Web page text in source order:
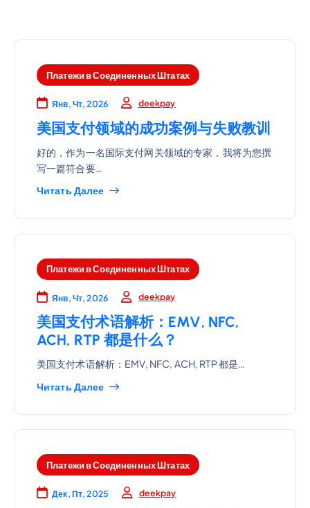
Платежи в Соединенных Штатах
Янв, Чт, 2026 deekpay
美国支付领域的成功案例与失败教训
好的，作为一名国际支付网关领域的专家，我将为您撰
写一篇符合要…
Читать Далее
Платежи в Соединенных Штатах
Янв, Чт, 2026 deekpay
美国支付术语解析：EMV, NFC,
ACH, RTP 都是什么？
美国支付术语解析：EMV, NFC, ACH, RTP 都是…
Читать Далее
Платежи в Соединенных Штатах
Дек, Пт, 2025 deekpay